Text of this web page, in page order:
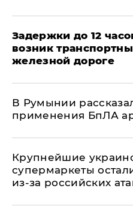
Задержки до 12
возник
железной дороге
В Румынии
применения БпЛА
Крупнейшие
супермаркеты
из-за российских